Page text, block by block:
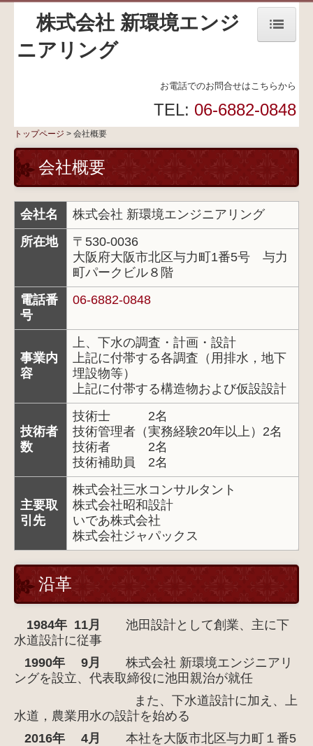
会社概要
企業行動基準
環境方針
個人情報保護方針
情報セキュリティ方針
個人情報の取り扱いについて
お問合せ
株式会社 新環境エンジ
ニアリング
お電話でのお問合せはこちらから
TEL: 06-6882-0848
トップページ 会社概要
会社概要
会社名
株式会社 新環境エンジニアリング
所在地
〒530-0036
大阪府大阪市北区与力町1番5号 与力
町パークビル８階
電話番
号
06-6882-0848
事業内
容
上、下水の調査・計画・設計
上記に付帯する各調査（用排水，地下
埋設物等）
上記に付帯する構造物および仮設設計
技術者
数
技術士 2名
技術管理者（実務経験20年以上）2名
技術者 2名
技術補助員 2名
主要取
引先
株式会社三水コンサルタント
株式会社昭和設計
いであ株式会社
株式会社ジャパックス
沿革
1984年 11月 池田設計として創業、 主に下
水道設計に従事
1990年 9月
株式会社 新環境エンジニアリ
ングを設立、代表取締役に池田親治が就任
また、下水道設計に加え、上
水道，農業用水の設計を始める
2016年 4月
本社を大阪市北区与力町１番5